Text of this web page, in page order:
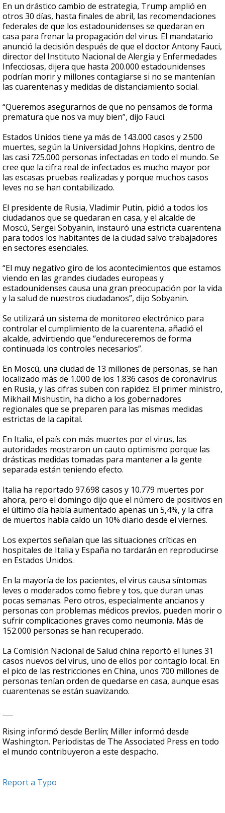
En un drástico cambio de estrategia, Trump amplió en
otros 30 días, hasta finales de abril, las recomendaciones
federales de que los estadounidenses se quedaran en
casa para frenar la propagación del virus. El mandatario
anunció la decisión después de que el doctor Antony Fauci,
director del Instituto Nacional de Alergia y Enfermedades
Infecciosas, dijera que hasta 200.000 estadounidenses
podrían morir y millones contagiarse si no se mantenían
las cuarentenas y medidas de distanciamiento social.
“Queremos asegurarnos de que no pensamos de forma
prematura que nos va muy bien”, dijo Fauci.
Estados Unidos tiene ya más de 143.000 casos y 2.500
muertes, según la Universidad Johns Hopkins, dentro de
las casi 725.000 personas infectadas en todo el mundo. Se
cree que la cifra real de infectados es mucho mayor por
las escasas pruebas realizadas y porque muchos casos
leves no se han contabilizado.
El presidente de Rusia, Vladimir Putin, pidió a todos los
ciudadanos que se quedaran en casa, y el alcalde de
Moscú, Sergei Sobyanin, instauró una estricta cuarentena
para todos los habitantes de la ciudad salvo trabajadores
en sectores esenciales.
“El muy negativo giro de los acontecimientos que estamos
viendo en las grandes ciudades europeas y
estadounidenses causa una gran preocupación por la vida
y la salud de nuestros ciudadanos”, dijo Sobyanin.
Se utilizará un sistema de monitoreo electrónico para
controlar el cumplimiento de la cuarentena, añadió el
alcalde, advirtiendo que “endureceremos de forma
continuada los controles necesarios”.
En Moscú, una ciudad de 13 millones de personas, se han
localizado más de 1.000 de los 1.836 casos de coronavirus
en Rusia, y las cifras suben con rapidez. El primer ministro,
Mikhail Mishustin, ha dicho a los gobernadores
regionales que se preparen para las mismas medidas
estrictas de la capital.
En Italia, el país con más muertes por el virus, las
autoridades mostraron un cauto optimismo porque las
drásticas medidas tomadas para mantener a la gente
separada están teniendo efecto.
Italia ha reportado 97.698 casos y 10.779 muertes por
ahora, pero el domingo dijo que el número de positivos en
el último día había aumentado apenas un 5,4%, y la cifra
de muertos había caído un 10% diario desde el viernes.
Los expertos señalan que las situaciones críticas en
hospitales de Italia y España no tardarán en reproducirse
en Estados Unidos.
En la mayoría de los pacientes, el virus causa síntomas
leves o moderados como fiebre y tos, que duran unas
pocas semanas. Pero otros, especialmente ancianos y
personas con problemas médicos previos, pueden morir o
sufrir complicaciones graves como neumonía. Más de
152.000 personas se han recuperado.
La Comisión Nacional de Salud china reportó el lunes 31
casos nuevos del virus, uno de ellos por contagio local. En
el pico de las restricciones en China, unos 700 millones de
personas tenían orden de quedarse en casa, aunque esas
cuarentenas se están suavizando.
Rising informó desde Berlín; Miller informó desde
Washington. Periodistas de The Associated Press en todo
el mundo contribuyeron a este despacho.
Report a Typo